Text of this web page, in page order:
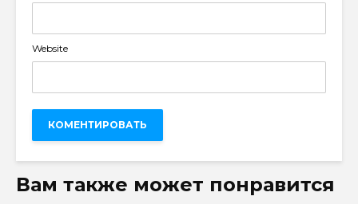
Website
Вам также может понравится